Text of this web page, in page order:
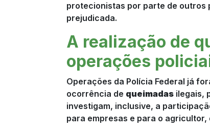
protecionistas por parte de outros
prejudicada.
A realização de
operações
Operações da Polícia Federal já
ocorrência de queimadas ilegais,
investigam, inclusive, a
para empresas e para o agricultor,